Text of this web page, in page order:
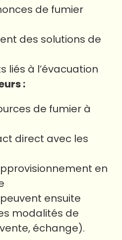
de fumier
des solutions de
liés à l’évacuation
:
de fumier à
direct avec les
en
ensuite
modalités de
échange).